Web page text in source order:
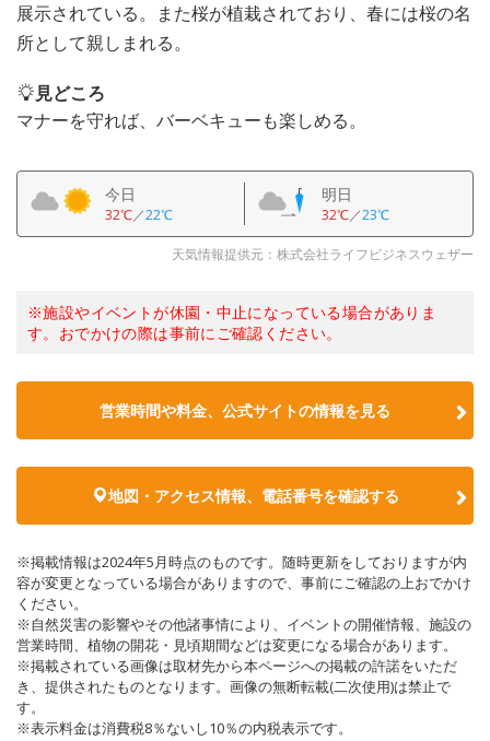
展示されている。また桜が植栽されており、春には桜の名
所として親しまれる。
見どころ
マナーを守れば、バーベキューも楽しめる。
今日
32℃／22℃
明日
32℃／23℃
天気情報提供元：株式会社ライフビジネスウェザー
※施設やイベントが休園・中止になっている場合がありま
す。おでかけの際は事前にご確認ください。
営業時間や料金、公式サイトの情報を見る
地図・アクセス情報、電話番号を確認する
※掲載情報は2024年5月時点のものです。随時更新をしておりますが内
容が変更となっている場合がありますので、事前にご確認の上おでかけ
ください。
※自然災害の影響やその他諸事情により、イベントの開催情報、施設の
営業時間、植物の開花・見頃期間などは変更になる場合があります。
※掲載されている画像は取材先から本ページへの掲載の許諾をいただ
き、提供されたものとなります。画像の無断転載(二次使用)は禁止で
す。
※表示料金は消費税8％ないし10％の内税表示です。